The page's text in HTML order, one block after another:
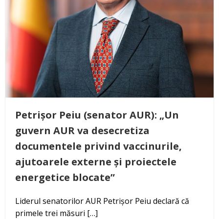
Petrișor Peiu (senator AUR): „Un
guvern AUR va desecretiza
documentele privind vaccinurile,
ajutoarele externe și proiectele
energetice blocate”
Liderul senatorilor AUR Petrișor Peiu declară că
primele trei măsuri […]